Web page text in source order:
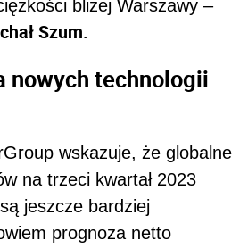
bliżej Warszawy –
Szum.
nowych technologii
wskazuje, że globalne
na trzeci kwartał 2023
jeszcze bardziej
prognoza netto